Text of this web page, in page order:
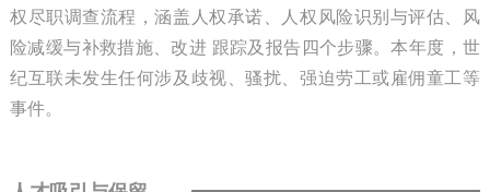
权尽职调查流程，涵盖人权承诺、人权风险识别与评估、风
险减缓与补救措施、改进 跟踪及报告四个步骤。本年度，世
纪互联未发生任何涉及歧视、骚扰、强迫劳工或雇佣童工等
事件。